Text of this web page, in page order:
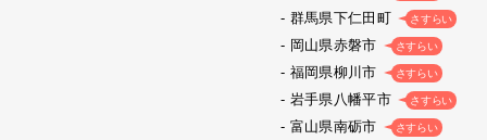
群馬県下仁田町 さすらい
岡山県赤磐市 さすらい
福岡県柳川市 さすらい
岩手県八幡平市 さすらい
富山県南砺市 さすらい